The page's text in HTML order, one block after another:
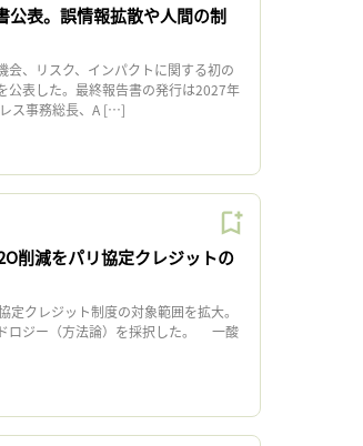
公表。誤情報拡散や人間の制
、リスク、インパクトに関する初の
公表した。最終報告書の発行は2027年
ス事務総長、A […]
削減をパリ協定クレジットの
クレジット制度の対象範囲を拡大。
ロジー（方法論）を採択した。 一酸